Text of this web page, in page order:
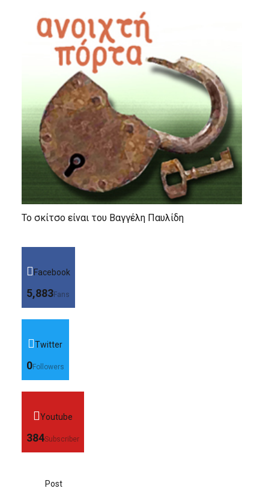
Το σκίτσο είναι του Βαγγέλη Παυλίδη
Facebook
5,883Fans
Twitter
0Followers
Youtube
384Subscriber
Post